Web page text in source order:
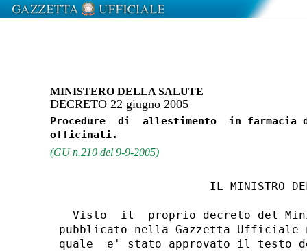
MINISTERO DELLA SALUTE
DECRETO 22 giugno 2005
Procedure  di  allestimento  in farmacia
(GU n.210 del 9-9-2005)
IL MINISTRO
Visto  il  proprio decreto del
pubblicato nella Gazzetta Ufficiale
quale  e' stato approvato il testo